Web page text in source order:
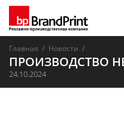
Главная / Новости /
ПРОИЗВОДСТВО
24.10.2024